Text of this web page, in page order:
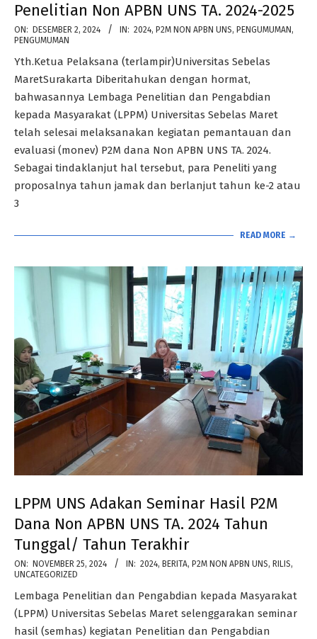
Penelitian Non APBN UNS TA. 2024-2025
2024-
12-
02
ON: DESEMBER 2, 2024 IN: 2024, P2M NON APBN UNS, PENGUMUMAN,
PENGUMUMAN
Yth.Ketua Pelaksana (terlampir)Universitas Sebelas
MaretSurakarta Diberitahukan dengan hormat,
bahwasannya Lembaga Penelitian dan Pengabdian
kepada Masyarakat (LPPM) Universitas Sebelas Maret
telah selesai melaksanakan kegiatan pemantauan dan
evaluasi (monev) P2M dana Non APBN UNS TA. 2024.
Sebagai tindaklanjut hal tersebut, para Peneliti yang
proposalnya tahun jamak dan berlanjut tahun ke-2 atau
3
READ MORE →
LPPM UNS Adakan Seminar Hasil P2M
Dana Non APBN UNS TA. 2024 Tahun
Tunggal/ Tahun Terakhir
2024-
11-
25
ON: NOVEMBER 25, 2024 IN: 2024, BERITA, P2M NON APBN UNS, RILIS,
UNCATEGORIZED
Lembaga Penelitian dan Pengabdian kepada Masyarakat
(LPPM) Universitas Sebelas Maret selenggarakan seminar
hasil (semhas) kegiatan Penelitian dan Pengabdian